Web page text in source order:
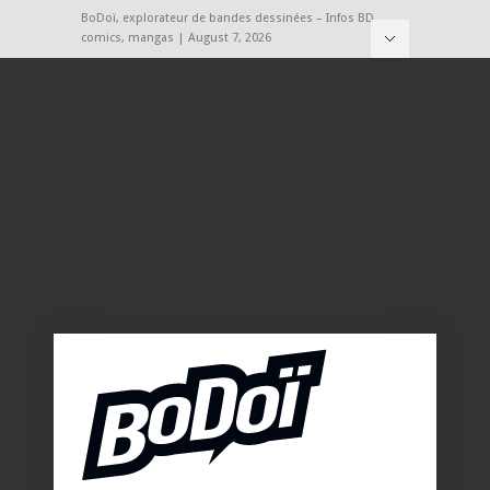
BoDoï, explorateur de bandes dessinées – Infos BD,
comics, mangas | August 7, 2026